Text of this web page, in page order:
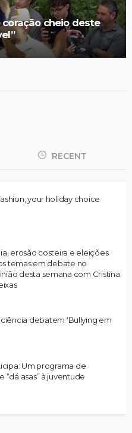
coração cheio deste
RECENT
your holiday choice
erosão costeira e eleições
temas em debate no
desta semana com Cristina
debatem ‘Bullying em
Um programa de
“dá asas” à juventude